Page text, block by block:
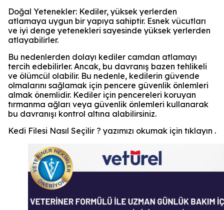
Doğal Yetenekler: Kediler, yüksek yerlerden
atlamaya uygun bir yapıya sahiptir. Esnek vücutları
ve iyi denge yetenekleri sayesinde yüksek yerlerden
atlayabilirler.
Bu nedenlerden dolayı kediler camdan atlamayı
tercih edebilirler. Ancak, bu davranış bazen tehlikeli
ve ölümcül olabilir. Bu nedenle, kedilerin güvende
olmalarını sağlamak için pencere güvenlik önlemleri
almak önemlidir. Kediler için pencereleri koruyan
tırmanma ağları veya güvenlik önlemleri kullanarak
bu davranışı kontrol altına alabilirsiniz.
Kedi Filesi Nasıl Seçilir ? yazımızı okumak için tıklayın .